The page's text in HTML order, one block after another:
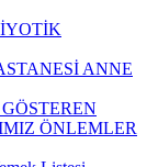
ANNE
ÖNLEMLER